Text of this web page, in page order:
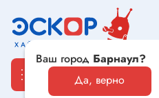
Ваш город Барнаул?
Да, верно